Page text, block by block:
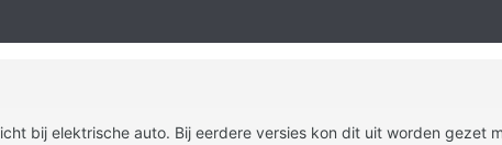
bij elektrische auto. Bij eerdere versies kon dit uit worden gezet